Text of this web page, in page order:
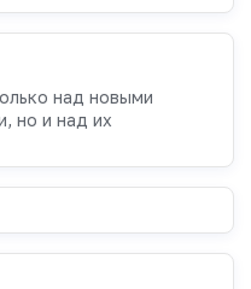
над новыми
но и над их